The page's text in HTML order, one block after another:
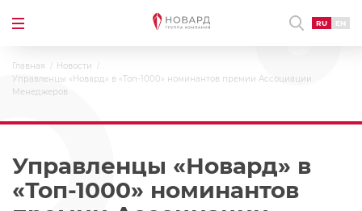
RU EN
Главная
Новости
Управленцы «Новард» в «Топ-1000» номинантов премии Ассоциации
Менеджеров
Управленцы «Новард» в
«Топ-1000» номинантов